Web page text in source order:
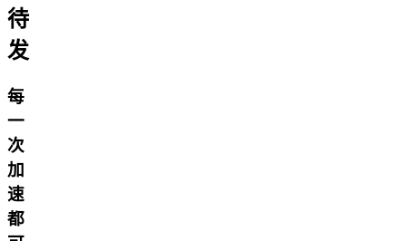
待
发
每
一
次
加
速
都